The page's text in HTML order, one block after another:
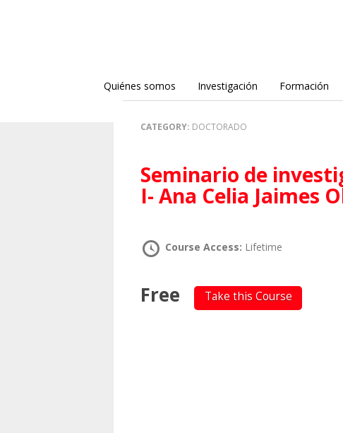
Quiénes somos Investigación Formación
CATEGORY: DOCTORADO
Seminario de investigación en Teoría crítica
I- Ana Celia Jaimes
Course Access: Lifetime
Free Take this Course